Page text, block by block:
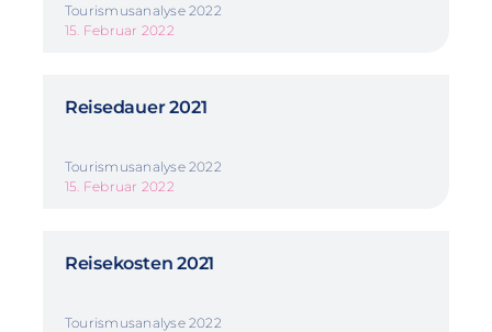
Tourismusanalyse 2022
15. Februar 2022
Reisedauer 2021
Tourismusanalyse 2022
15. Februar 2022
Reisekosten 2021
Tourismusanalyse 2022